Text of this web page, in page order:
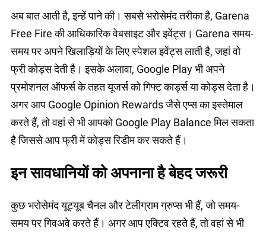
अब बात आती है, इन्हें पाने की। सबसे भरोसेमंद तरीका है, Garena
Free Fire की आधिकारिक वेबसाइट और इवेंट्स। Garena समय-
समय पर अपने खिलाड़ियों के लिए स्पेशल इवेंट्स लाती है, जहां वो
फ्री कोड्स देती है। इसके अलावा, Google Play भी अपने
प्रमोशनल ऑफर्स के तहत यूजर्स को गिफ्ट कार्ड्स या कोड्स देता है।
अगर आप Google Opinion Rewards जैसे एप्स का इस्तेमाल
करते हैं, तो वहां से भी आपको Google Play Balance मिल सकता
है जिससे आप फ्री में कोड्स रिडीम कर सकते हैं।
इन सावधानियों को अपनाना है बेहद जरूरी
कुछ भरोसेमंद यूट्यूब चैनल और टेलीग्राम ग्रुप्स भी हैं, जो समय-
समय पर गिवअवे करते हैं। अगर आप एक्टिव रहते हैं, तो वहां से भी